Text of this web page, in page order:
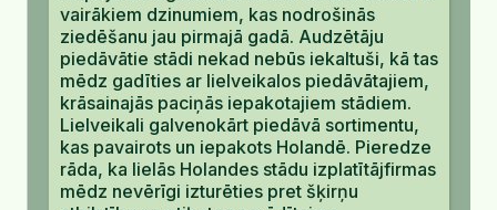
vairākiem dzinumiem, kas nodrošinās
ziedēšanu jau pirmajā gadā. Audzētāju
piedāvātie stādi nekad nebūs iekaltuši, kā tas
mēdz gadīties ar lielveikalos piedāvātajiem,
krāsainajās paciņās iepakotajiem stādiem.
Lielveikali galvenokārt piedāvā sortimentu,
kas pavairots un iepakots Holandē. Pieredze
rāda, ka lielās Holandes stādu izplatītājfirmas
mēdz nevērīgi izturēties pret šķirņu